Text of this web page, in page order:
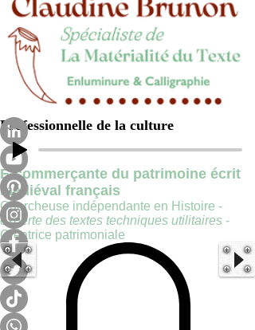
Professionnelle de la culture
E-commerçante du patrimoine écrit
médiéval français
Chercheuse indépendante en Histoire -
experte des textes techniques utilitaires -
Créatrice patrimoniale